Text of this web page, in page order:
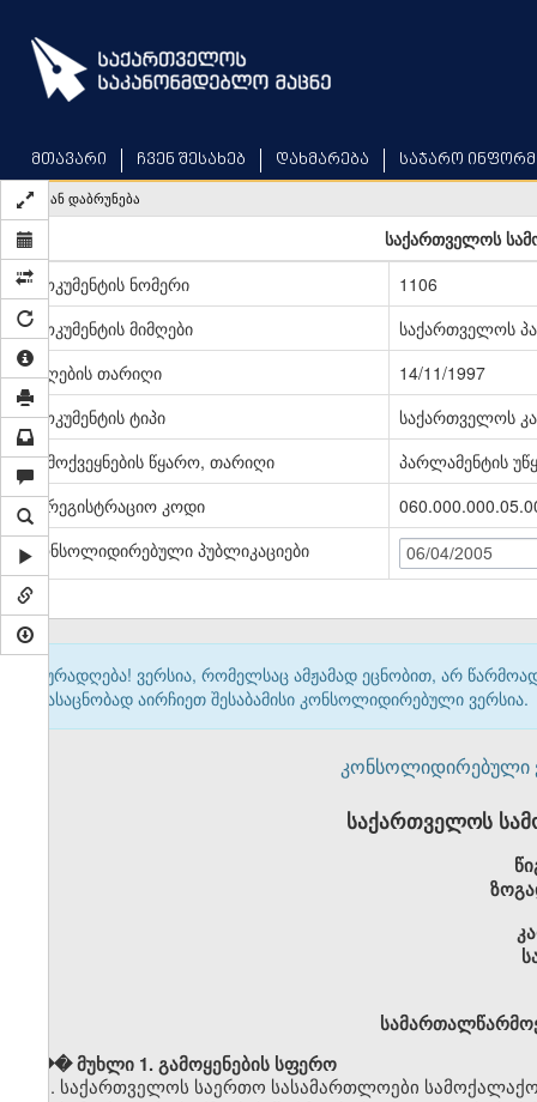
main
content
მთავარი ჩვენ შესახებ დახმარება საჯარო
უკან დაბრუნება
საქართველოს
დოკუმენტის ნომერი
1106
დოკუმენტის მიმღები
საქართველოს
მიღების თარიღი
14/11/1997
დოკუმენტის ტიპი
საქართველოს
გამოქვეყნების წყარო, თარიღი
პარლამენტის
სარეგისტრაციო კოდი
კონსოლიდირებული პუბლიკაციები
06/04/2005
ყურადღება! ვერსია, რომელსაც ამჟამად ეცნობით, არ
გასაცნობად აირჩიეთ შესაბამისი კონსოლიდირებული ვერსია.
კონსოლიდირებული
საქართველოს
��� მუხლი 1. გამოყენების სფერო
1. საქართველოს საერთო სასამართლოები